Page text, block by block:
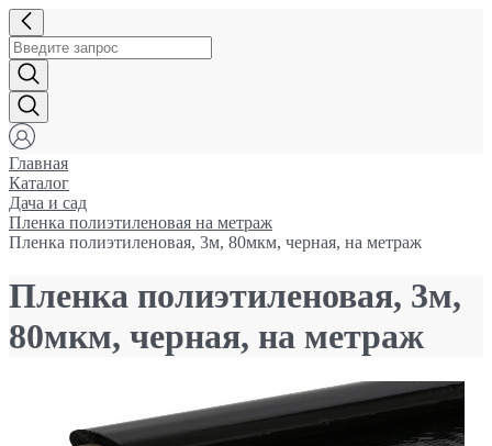
Главная
Каталог
Дача и сад
Пленка полиэтиленовая на метраж
Пленка полиэтиленовая, 3м, 80мкм, черная, на метраж
Пленка полиэтиленовая, 3м,
80мкм, черная, на метраж